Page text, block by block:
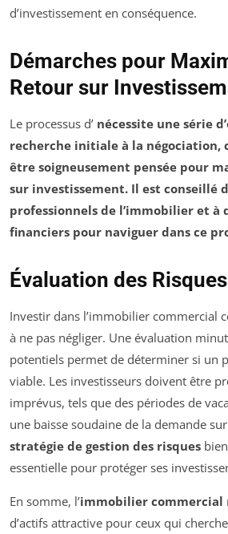
d’investissement en conséquence.
Démarches pour
Retour sur
Le processus d’ nécessite une série
recherche initiale à la négociation,
être soigneusement pensée pour
sur investissement. Il est conseillé
professionnels de l’immobilier et à
financiers pour naviguer dans ce
Évaluation des
Investir dans l’immobilier commercial
à ne pas négliger. Une évaluation
potentiels permet de déterminer si un
viable. Les investisseurs doivent être
imprévus, tels que des périodes de
une baisse soudaine de la demande
stratégie de gestion des risques
essentielle pour protéger ses
En somme, l’immobilier commercial
d’actifs attractive pour ceux qui